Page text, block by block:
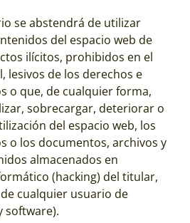
se abstendrá de utilizar
del espacio web de
ilícitos, prohibidos en el
lesivos de los derechos e
o que, de cualquier forma,
sobrecargar, deteriorar o
del espacio web, los
o los documentos, archivos y
almacenados en
(hacking) del titular,
cualquier usuario de
software).